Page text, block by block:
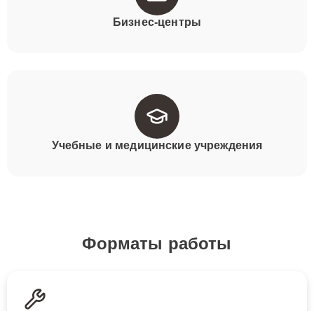
Бизнес-центры
Учебные и медицинские учреждения
Форматы работы